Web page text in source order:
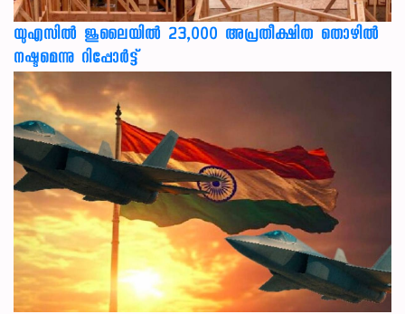
യുഎസില്‍ ജൂലൈയില്‍ 23,000 അപ്രതീക്ഷിത തൊഴില്‍
നഷ്ടമെന്നു റിപ്പോര്‍ട്ട്